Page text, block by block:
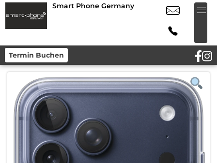
Smart Phone Germany
Termin Buchen